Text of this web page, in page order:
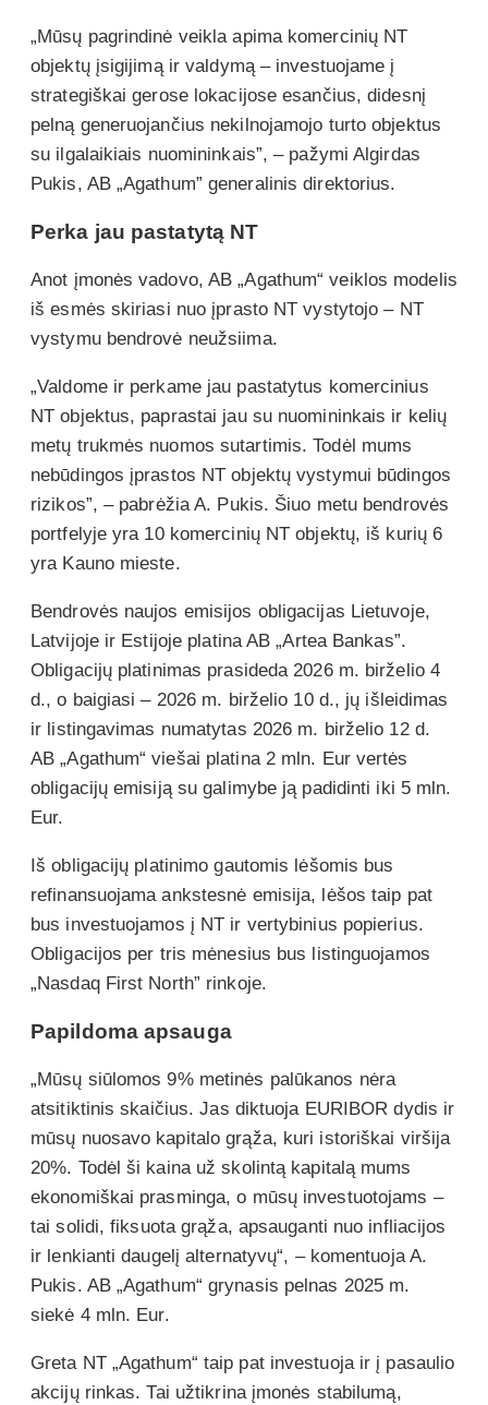
„Mūsų pagrindinė veikla apima komercinių NT
objektų įsigijimą ir valdymą – investuojame į
strategiškai gerose lokacijose esančius, didesnį
pelną generuojančius nekilnojamojo turto objektus
su ilgalaikiais nuomininkais”, – pažymi Algirdas
Pukis, AB „Agathum” generalinis direktorius.
Perka jau pastatytą NT
Anot įmonės vadovo, AB „Agathum“ veiklos modelis
iš esmės skiriasi nuo įprasto NT vystytojo – NT
vystymu bendrovė neužsiima.
„Valdome ir perkame jau pastatytus komercinius
NT objektus, paprastai jau su nuomininkais ir kelių
metų trukmės nuomos sutartimis. Todėl mums
nebūdingos įprastos NT objektų vystymui būdingos
rizikos”, – pabrėžia A. Pukis. Šiuo metu bendrovės
portfelyje yra 10 komercinių NT objektų, iš kurių 6
yra Kauno mieste.
Bendrovės naujos emisijos obligacijas Lietuvoje,
Latvijoje ir Estijoje platina AB „Artea Bankas”.
Obligacijų platinimas prasideda 2026 m. birželio 4
d., o baigiasi – 2026 m. birželio 10 d., jų išleidimas
ir listingavimas numatytas 2026 m. birželio 12 d.
AB „Agathum“ viešai platina 2 mln. Eur vertės
obligacijų emisiją su galimybe ją padidinti iki 5 mln.
Eur.
Iš obligacijų platinimo gautomis lėšomis bus
refinansuojama ankstesnė emisija, lėšos taip pat
bus investuojamos į NT ir vertybinius popierius.
Obligacijos per tris mėnesius bus listinguojamos
„Nasdaq First North” rinkoje.
Papildoma apsauga
„Mūsų siūlomos 9% metinės palūkanos nėra
atsitiktinis skaičius. Jas diktuoja EURIBOR dydis ir
mūsų nuosavo kapitalo grąža, kuri istoriškai viršija
20%. Todėl ši kaina už skolintą kapitalą mums
ekonomiškai prasminga, o mūsų investuotojams –
tai solidi, fiksuota grąža, apsauganti nuo infliacijos
ir lenkianti daugelį alternatyvų“, – komentuoja A.
Pukis. AB „Agathum“ grynasis pelnas 2025 m.
siekė 4 mln. Eur.
Greta NT „Agathum“ taip pat investuoja ir į pasaulio
akcijų rinkas. Tai užtikrina įmonės stabilumą,